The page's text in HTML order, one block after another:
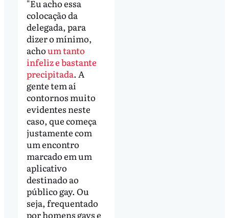
"Eu acho essa
colocação da
delegada, para
dizer o mínimo,
achoum tanto
infeliz e bastante
precipitada. A
gente tem aí
contornos muito
evidentes neste
caso, que começa
justamente com
um encontro
marcado em um
aplicativo
destinado ao
público gay. Ou
seja, frequentado
por homens gays e